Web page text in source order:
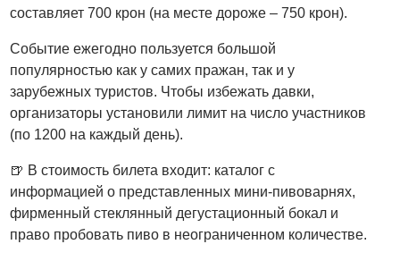
составляет 700 крон (на месте дороже – 750 крон).
Событие ежегодно пользуется большой
популярностью как у самих пражан, так и у
зарубежных туристов. Чтобы избежать давки,
организаторы установили лимит на число участников
(по 1200 на каждый день).
🍺 В стоимость билета входит: каталог с
информацией о представленных мини-пивоварнях,
фирменный стеклянный дегустационный бокал и
право пробовать пиво в неограниченном количестве.